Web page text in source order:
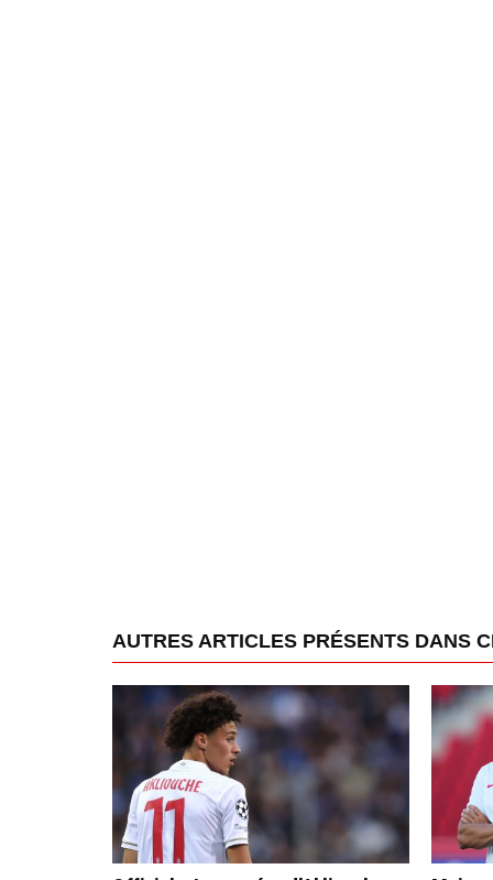
AUTRES ARTICLES PRÉSENTS DANS